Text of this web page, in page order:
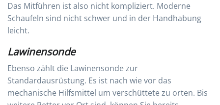
Das Mitführen ist also nicht kompliziert. Moderne
Schaufeln sind nicht schwer und in der Handhabung
leicht.
Lawinensonde
Ebenso zählt die Lawinensonde zur
Standardausrüstung. Es ist nach wie vor das
mechanische Hilfsmittel um verschüttete zu orten. Bis